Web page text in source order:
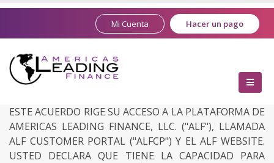
Hacer un pago
Mi Cuenta
ESTE ACUERDO RIGE SU ACCESO A LA PLATAFORMA DE
AMERICAS LEADING FINANCE, LLC. ("ALF"), LLAMADA
ALF CUSTOMER PORTAL ("ALFCP") Y EL ALF WEBSITE.
USTED DECLARA QUE TIENE LA CAPACIDAD PARA